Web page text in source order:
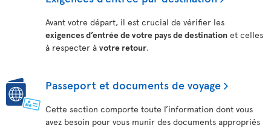
Avant votre départ, il est crucial de vérifier les
exigences d’entrée de votre pays de destination et celles
à respecter à votre retour.
Passeport et documents de voyage
Cette section comporte toute l’information dont vous
avez besoin pour vous munir des documents appropriés